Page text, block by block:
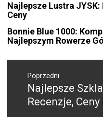
Najlepsze Lustra
Ceny
Bonnie Blue 1000:
Najlepszym Rowerze
Nawigacja
wpisuPoprzedni
Poprzedni
wpis:
Najlepsze
Recenzje,